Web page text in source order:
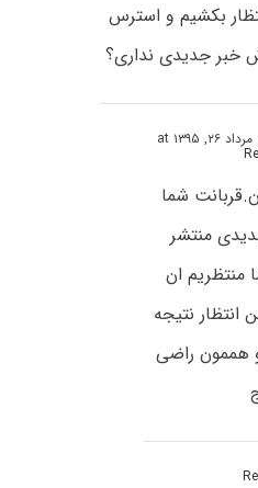
بکشیم و استرس
خبر جدیدی نداری؟
مرداد ۲۶, ۱۳۹۵ at
شما
منتشر
منتظریم ان
انتظار نتیجه
راضی